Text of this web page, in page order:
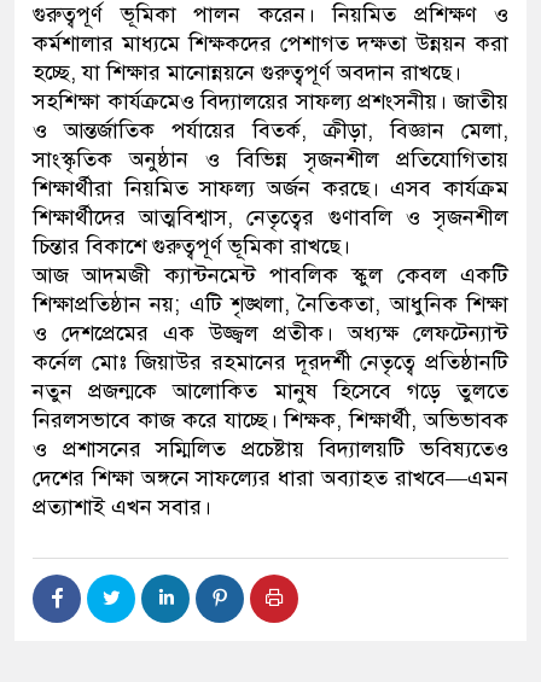
গুরুত্বপূর্ণ ভূমিকা পালন করেন। নিয়মিত প্রশিক্ষণ ও
কর্মশালার মাধ্যমে শিক্ষকদের পেশাগত দক্ষতা উন্নয়ন করা
হচ্ছে, যা শিক্ষার মানোন্নয়নে গুরুত্বপূর্ণ অবদান রাখছে।
সহশিক্ষা কার্যক্রমেও বিদ্যালয়ের সাফল্য প্রশংসনীয়। জাতীয়
ও আন্তর্জাতিক পর্যায়ের বিতর্ক, ক্রীড়া, বিজ্ঞান মেলা,
সাংস্কৃতিক অনুষ্ঠান ও বিভিন্ন সৃজনশীল প্রতিযোগিতায়
শিক্ষার্থীরা নিয়মিত সাফল্য অর্জন করছে। এসব কার্যক্রম
শিক্ষার্থীদের আত্মবিশ্বাস, নেতৃত্বের গুণাবলি ও সৃজনশীল
চিন্তার বিকাশে গুরুত্বপূর্ণ ভূমিকা রাখছে।
আজ আদমজী ক্যান্টনমেন্ট পাবলিক স্কুল কেবল একটি
শিক্ষাপ্রতিষ্ঠান নয়; এটি শৃঙ্খলা, নৈতিকতা, আধুনিক শিক্ষা
ও দেশপ্রেমের এক উজ্জ্বল প্রতীক। অধ্যক্ষ লেফটেন্যান্ট
কর্নেল মোঃ জিয়াউর রহমানের দূরদর্শী নেতৃত্বে প্রতিষ্ঠানটি
নতুন প্রজন্মকে আলোকিত মানুষ হিসেবে গড়ে তুলতে
নিরলসভাবে কাজ করে যাচ্ছে। শিক্ষক, শিক্ষার্থী, অভিভাবক
ও প্রশাসনের সম্মিলিত প্রচেষ্টায় বিদ্যালয়টি ভবিষ্যতেও
দেশের শিক্ষা অঙ্গনে সাফল্যের ধারা অব্যাহত রাখবে—এমন
প্রত্যাশাই এখন সবার।